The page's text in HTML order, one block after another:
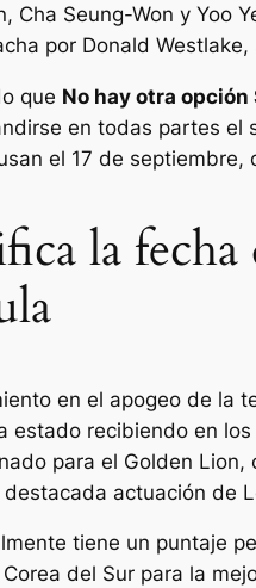
Cha Seung-Won y Yoo
por Donald
que No hay otra opción
en todas partes el
el 17 de
la
en el apogeo de la
estado recibiendo en
para el Golden
actuación de
tiene un puntaje
del Sur para la